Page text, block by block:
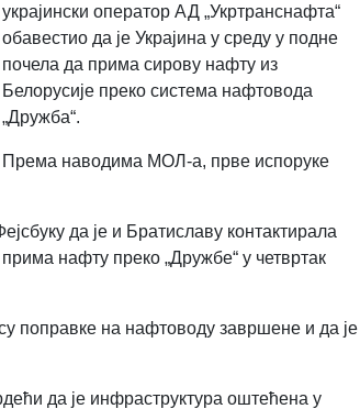
украјински оператор АД „Укртранснафта“
обавестио да је Украјина у среду у подне
почела да прима сирову нафту из
Белорусије преко система нафтовода
„Дружба“.
Према наводима МОЛ-а, прве испоруке
да је и Братиславу контактирала
нафту преко „Дружбе“ у четвртак
поправке на нафтоводу завршене и да је
да је инфраструктура оштећена у